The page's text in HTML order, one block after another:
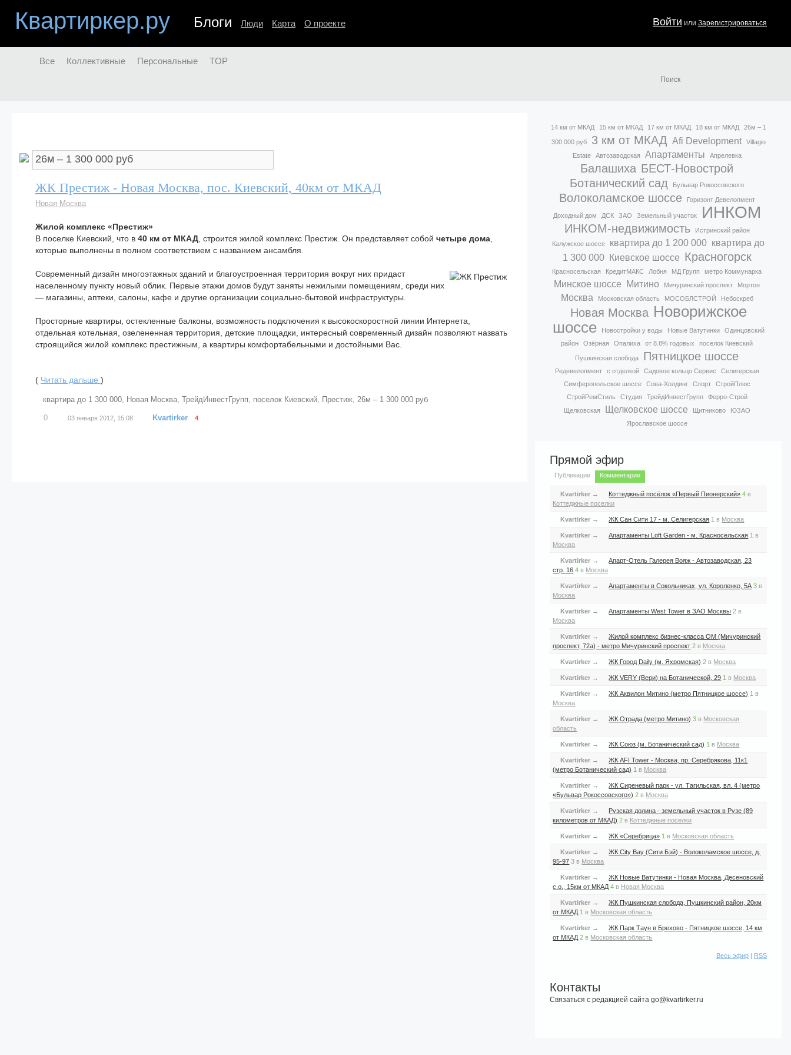
Квартиркер.ру Блоги Люди Карта О проекте Войти или Зарегистрироваться
Все Коллективные Персональные TOP
ЖК Престиж - Новая Москва, пос. Киевский, 40км от МКАД
Новая Москва
Жилой комплекс «Престиж»
В поселке Киевский, что в 40 км от МКАД , строится жилой комплекс Престиж. Он представляет собой четыре дома
которые выполнены в полном соответствием с названием ансамбля.
Современный дизайн многоэтажных зданий и благоустроенная территория вокруг них придаст
населенному пункту новый облик. Первые этажи домов будут заняты нежилыми помещениям, среди них
— магазины, аптеки, салоны, кафе и другие организации социально-бытовой инфраструктуры.
Просторные квартиры, остекленные балконы, возможность подключения к высокоскоростной линии Интернета,
отдельная котельная, озелененная территория, детские площадки, интересный современный дизайн позволяют назвать
строящийся жилой комплекс престижным, а квартиры комфортабельными и достойными Вас.
( Читать дальше )
квартира до 1 300 000, Новая Москва, ТрейдИнвестГрупп, поселок Киевский, Престиж, 26м – 1 300 000 руб
0 03 января 2012, 15:08 Kvartirker 4
14 км от МКАД 15 км от МКАД 17 км от МКАД 18 км от МКАД 26м – 1
300 000 руб 3 км от МКАД Afi Development
Villagio
Estate
Автозаводская Апартаменты Апрелевка
Балашиха БЕСТ-Новострой
Ботанический сад
Бульвар Рокоссовского
Волоколамское шоссе Горизонт Девелопмент
Доходный дом ДСК ЗАО Земельный участок ИНКОМ
ИНКОМ-недвижимость
Истринский район
Калужское шоссе
квартира до 1 200 000 квартира до
1 300 000
Киевское шоссе Красногорск
Красносельская КредитМАКС Лобня МД Групп метро Коммунарка
Минское шоссе Митино Мичуринский проспект Мортон
Москва Московская область МОСОБЛСТРОЙ Небоскреб
Новая Москва Новорижское
шоссе
Новостройки у воды Новые Ватутинки
Одинцовский
район
Озёрная Опалиха от 8.8% годовых поселок Киевский
Пушкинская слобода Пятницкое шоссе
Редевелопмент с отделкой Садовое кольцо Сервис
Селигерская
Симферопольское шоссе
Сова-Холдинг Спорт
СтройПлюс
СтройРемСтиль
Студия ТрейдИнвестГрупп
Ферро-Строй
Щелковская
Щелковское шоссе Щитниково
ЮЗАО
Ярославское шоссе
Прямой эфир
Публикации Комментарии
Kvartirker → Коттеджный посёлок «Первый Пионерский» 4 в
Коттеджные поселки
Kvartirker → ЖК Сан Сити 17 - м. Селигерская 1 в Москва
Kvartirker → Апартаменты Loft Garden - м. Красносельская 1 в
Москва
Kvartirker →
Апарт-Отель Галерея Вояж - Автозаводская, 23
стр. 16 4 в Москва
Kvartirker → Апартаменты в Сокольниках, ул. Короленко, 5А 3 в
Москва
Kvartirker → Апартаменты West Tower в ЗАО Москвы 2 в
Москва
Kvartirker →
Жилой комплекс бизнес-класса ОМ (Мичуринский
проспект, 72а) - метро Мичуринский проспект 2 в Москва
Kvartirker → ЖК Город Daily (м. Яхромская) 2 в Москва
Kvartirker → ЖК VERY (Вери) на Ботанической, 29 1 в Москва
Kvartirker → ЖК Аквилон Митино (метро Пятницкое шоссе) 1 в
Москва
Kvartirker → ЖК Отрада (метро Митино) 3 в Московская
область
Kvartirker → ЖК Союз (м. Ботанический сад) 1 в Москва
Kvartirker →
ЖК AFI Tower - Москва, пр. Серебрякова, 11к1
(метро Ботанический сад) 1 в Москва
Kvartirker →
ЖК Сиреневый парк - ул. Тагильская, вл. 4 (метро
«Бульвар Рокоссовского») 2 в Москва
Kvartirker →
Рузская долина - земельный участок в Рузе (89
километров от МКАД) 2 в Коттеджные поселки
Kvartirker → ЖК «Серебрица» 1 в Московская область
Kvartirker →
ЖК City Bay (Сити Бэй) - Волоколамское шоссе, д.
95-97 3 в Москва
Kvartirker →
ЖК Новые Ватутинки - Новая Москва, Десеновский
с.о., 15км от МКАД 4 в Новая Москва
Kvartirker →
ЖК Пушкинская слобода, Пушкинский район, 20км
от МКАД 1 в Московская область
Kvartirker →
ЖК Парк Таун в Брехово - Пятницкое шоссе, 14 км
от МКАД 2 в Московская область
Весь эфир| RSS
Контакты
Связаться с редакцией сайта go@kvartirker.ru